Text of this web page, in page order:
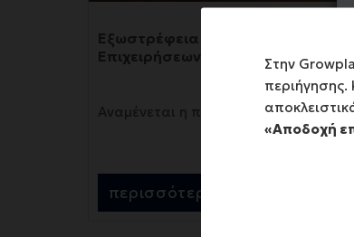
Στην
περιήγησης.
«Αποδοχή
Εξωστρέφεια Μικρομεσαίων
Επιχειρήσεων
Αναμένεται η πρόσκληση του
περισσότερα >